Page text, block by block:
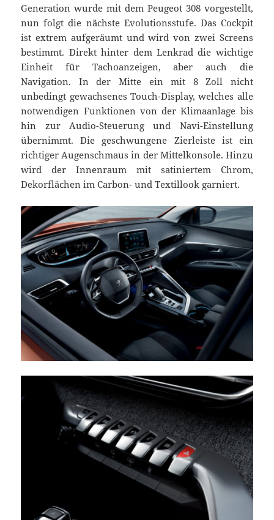
Generation wurde mit dem Peugeot 308 vorgestellt,
nun folgt die nächste Evolutionsstufe. Das Cockpit
ist extrem aufgeräumt und wird von zwei Screens
bestimmt. Direkt hinter dem Lenkrad die wichtige
Einheit für Tachoanzeigen, aber auch die
Navigation. In der Mitte ein mit 8 Zoll nicht
unbedingt gewachsenes Touch-Display, welches alle
notwendigen Funktionen von der Klimaanlage bis
hin zur Audio-Steuerung und Navi-Einstellung
übernimmt. Die geschwungene Zierleiste ist ein
richtiger Augenschmaus in der Mittelkonsole. Hinzu
wird der Innenraum mit satiniertem Chrom,
Dekorflächen im Carbon- und Textillook garniert.